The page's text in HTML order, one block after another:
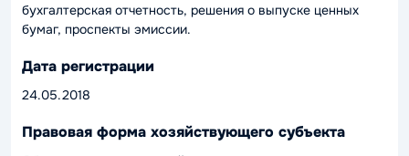
бухгалтерская отчетность, решения о выпуске ценных
бумаг, проспекты эмиссии.
Дата регистрации
24.05.2018
Правовая форма хозяйствующего субъекта